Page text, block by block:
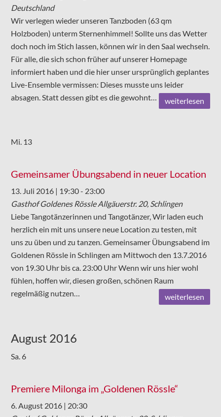
Deutschland
Wir verlegen wieder unseren Tanzboden (63 qm
Holzboden) unterm Sternenhimmel! Sollte uns das Wetter
doch noch im Stich lassen, können wir in den Saal wechseln.
Für alle, die sich schon früher auf unserer Homepage
informiert haben und die hier unser ursprünglich geplantes
Live-Ensemble vermissen: Dieses musste uns leider
absagen. Statt dessen gibt es die gewohnt…
weiterlesen
Mi. 13
Gemeinsamer Übungsabend in neuer Location
13. Juli 2016 | 19:30- 23:00
Gasthof Goldenes RössleAllgäuerstr. 20, Schlingen
Liebe Tangotänzerinnen und Tangotänzer, Wir laden euch
herzlich ein mit uns unsere neue Location zu testen, mit
uns zu üben und zu tanzen. Gemeinsamer Übungsabend im
Goldenen Rössle in Schlingen am Mittwoch den 13.7.2016
von 19.30 Uhr bis ca. 23:00 Uhr Wenn wir uns hier wohl
fühlen, hoffen wir, diesen großen, schönen Raum
regelmäßig nutzen…
weiterlesen
August 2016
Sa. 6
Premiere Milonga im „Goldenen Rössle“
6. August 2016 | 20:30